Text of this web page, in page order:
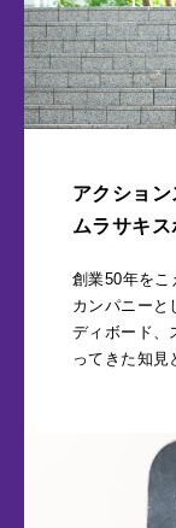
アクション
ムラサキス
創業50年をこ
カンパニーと
ディボード、
ってきた知見